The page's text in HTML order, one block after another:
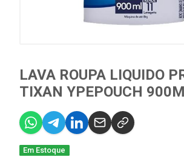
LAVA ROUPA LIQUIDO
TIXAN YPEPOUCH
Em Estoque